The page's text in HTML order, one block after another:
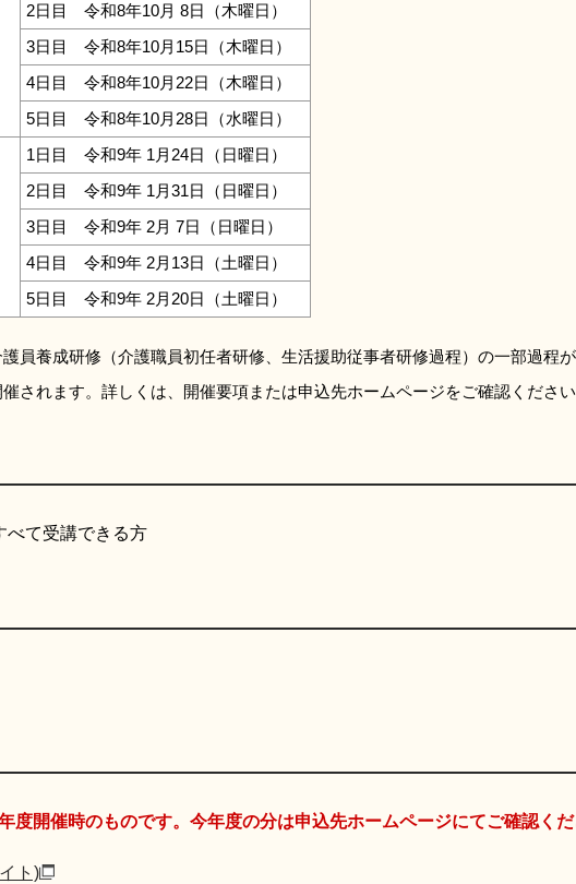
2日目 令和8年10月 8日（木曜日）
3日目 令和8年10月15日（木曜日）
4日目 令和8年10月22日（木曜日）
5日目 令和8年10月28日（水曜日）
1日目 令和9年 1月24日（日曜日）
2日目 令和9年 1月31日（日曜日）
3日目 令和9年 2月 7日（日曜日）
4日目 令和9年 2月13日（土曜日）
5日目 令和9年 2月20日（土曜日）
員養成研修（介護職員初任者研修、生活援助従事者研修過程）の一部過程が
されます。詳しくは、開催要項または申込先ホームページをご確認ください
べて受講できる方
度開催時のものです。今年度の分は申込先ホームページにてご確認くだ
ト)